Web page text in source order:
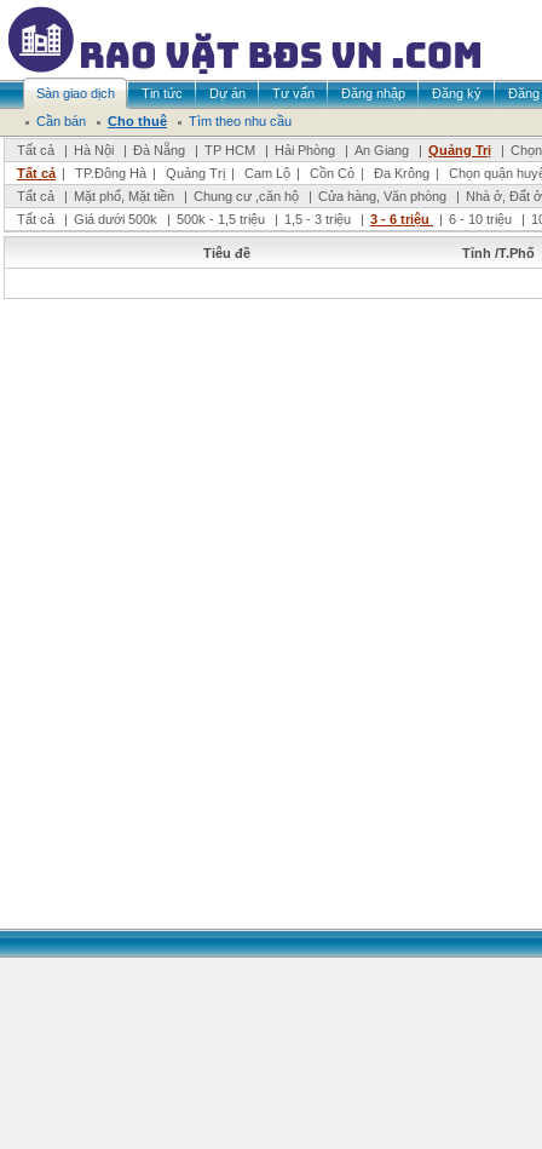
Sàn giao dịch Tin tức Dự án Tư vấn Đăng nhập Đăng ký
Đăng
Cần bán
Cho thuê
Tìm theo nhu cầu
Tất cả
| Hà Nội | Đà Nẵng | TP HCM | Hải Phòng | An Giang | Quảng Trị |
Tất cả | TP.Đông Hà | Quảng Trị | Cam Lộ | Cồn Cỏ | Đa Krông |
Chọn quận
Tất cả
| Mặt phố, Mặt tiền | Chung cư ,căn hộ | Cửa hàng, Văn phòng | Nhà ở, Đất ở
Tất cả
| Giá dưới 500k | 500k - 1,5 triệu | 1,5 - 3 triệu | 3 - 6 triệu | 6 - 10 triệu |
Tiêu đề Tỉnh /T.Phố